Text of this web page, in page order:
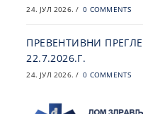
24. ЈУЛ 2026. / 0 COMMENTS
ПРЕВЕНТИВНИ
22.7.2026.Г.
24. ЈУЛ 2026. / 0 COMMENTS